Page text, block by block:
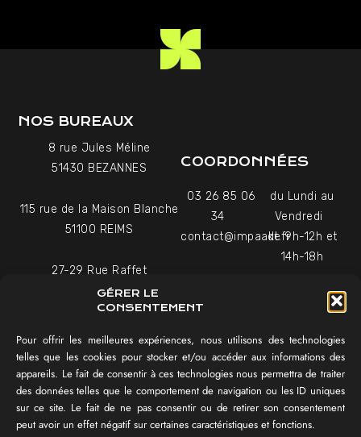
GÉRER LE
CONSENTEMENT
Pour offrir les meilleures expériences, nous utilisons des technologies
telles que les cookies pour stocker et/ou accéder aux informations des
appareils. Le fait de consentir à ces technologies nous permettra de traiter
des données telles que le comportement de navigation ou les ID uniques
sur ce site. Le fait de ne pas consentir ou de retirer son consentement
peut avoir un effet négatif sur certaines caractéristiques et fonctions.
NOS BUREAUX
8 rue Jules Méline
51430 BEZANNES
115 rue de la Maison Blanche
51100 REIMS
27-29 Rue Raffet
75016 PARIS
COORDONNÉES
03 26 85 06
34
contact@impaakt.fr
du Lundi au
Vendredi
de 9h-12h et
14h-18h
vous
NAVIGATION
Témoignages vidéo
Équipe
Réalisations